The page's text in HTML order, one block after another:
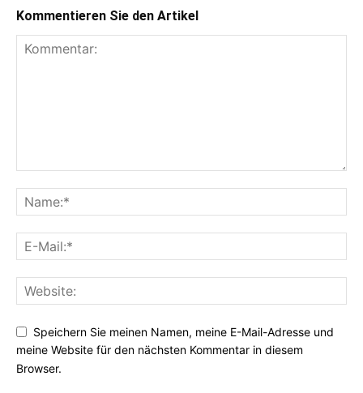
Kommentieren Sie den Artikel
Speichern Sie meinen Namen, meine E-Mail-Adresse und
meine Website für den nächsten Kommentar in diesem
Browser.